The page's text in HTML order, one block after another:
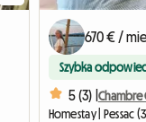
670 € /
Szybka
5 (3) | Chambre
Homestay | Pessac